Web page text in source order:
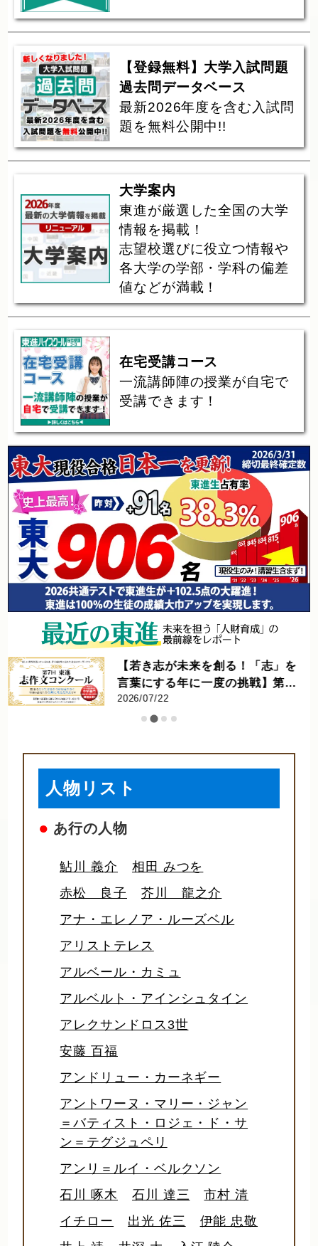
【登録無料】大学入試問題
過去問データベース
最新2026年度を含む入試問
題を無料公開中!!
大学案内
東進が厳選した全国の大学
情報を掲載！
志望校選びに役立つ情報や
各大学の学部・学科の偏差
値などが満載！
在宅受講コース
一流講師陣の授業が自宅で
受講できます！
【若き志が未来を創る！「志」を
言葉にする年に一度の挑戦】第7
回 東進 志作文コンクール 優秀者
2026/07/22
人物リスト
● あ行の人物
鮎川 義介
相田 みつを
赤松 良子
芥川 龍之介
アナ・エレノア・ルーズベル
アリストテレス
アルベール・カミュ
アルベルト・アインシュタイン
アレクサンドロス3世
安藤 百福
アンドリュー・カーネギー
アントワーヌ・マリー・ジャン
＝バティスト・ロジェ・ド・サ
ン＝テグジュペリ
アンリ＝ルイ・ベルクソン
石川 啄木
石川 達三
市村 清
イチロー
出光 佐三
伊能 忠敬